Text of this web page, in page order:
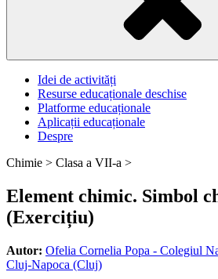
Idei de activități
Resurse educaționale deschise
Platforme educaționale
Aplicații educaționale
Despre
Chimie > Clasa a VII-a >
Element chimic. Simbol
(Exercițiu)
Autor: Ofelia Cornelia Popa - Colegiul
Cluj-Napoca (Cluj)